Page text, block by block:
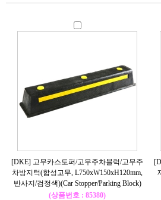
[DKE] 고무카스토퍼/고무주차블럭/고무주
차방지턱(합성고무, L750xW150xH120mm,
반사지/검정색)(Car Stopper/Parking Block)
(상품번호 : 85380)